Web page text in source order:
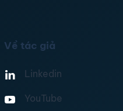
Về tác giả
Linkedin
YouTube